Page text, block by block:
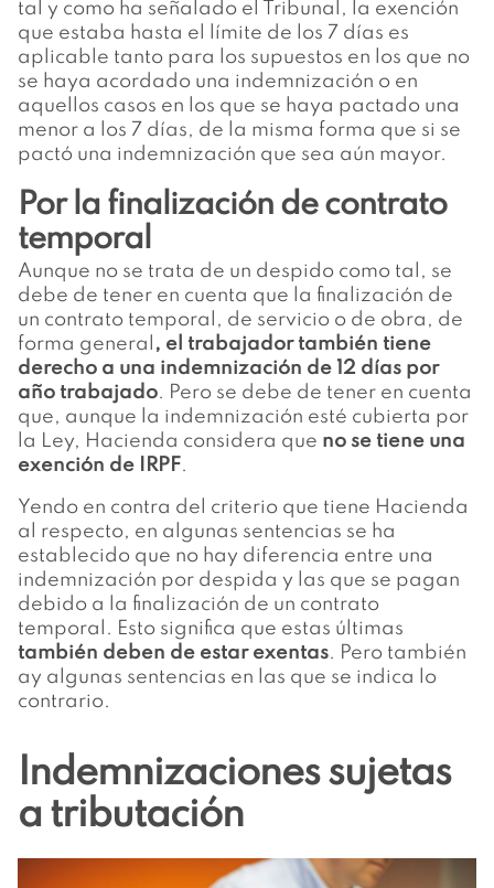
tal y como ha señalado el Tribunal, la exención
que estaba hasta el límite de los 7 días es
aplicable tanto para los supuestos en los que no
se haya acordado una indemnización o en
aquellos casos en los que se haya pactado una
menor a los 7 días, de la misma forma que si se
pactó una indemnización que sea aún mayor.
Por la finalización de contrato
temporal
Aunque no se trata de un despido como tal, se
debe de tener en cuenta que la finalización de
un contrato temporal, de servicio o de obra, de
forma general , el trabajador también tiene
derecho a una indemnización de 12 días por
año trabajado. Pero se debe de tener en cuenta
que, aunque la indemnización esté cubierta por
la Ley, Hacienda considera que no se tiene una
exención de IRPF.
Yendo en contra del criterio que tiene Hacienda
al respecto, en algunas sentencias se ha
establecido que no hay diferencia entre una
indemnización por despida y las que se pagan
debido a la finalización de un contrato
temporal. Esto significa que estas últimas
también deben de estar exentas. Pero también
ay algunas sentencias en las que se indica lo
contrario.
Indemnizaciones sujetas
a tributación